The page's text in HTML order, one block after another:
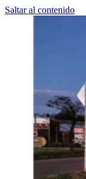
Saltar al contenido